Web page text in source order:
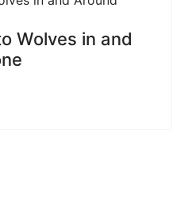
Wolves in and